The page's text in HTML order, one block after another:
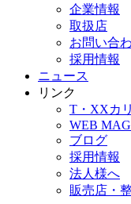
企業情報
取扱店
お問い合
採用情報
ニュース
リンク
T・XXカ
WEB
ブログ
採用情報
法人様へ
販売店・